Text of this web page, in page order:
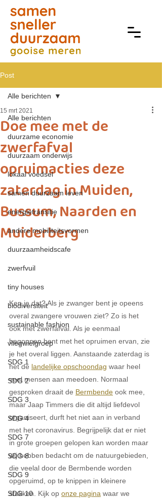
Post
Alle berichten
duurzame economie
duurzaam onderwijs
lokaal voedsel
samen duurzaam leven
energietransitie
andere mobiliteitsvormen
duurzaamheidscafe
zwerfvuil
tiny houses
biodiversiteit
sustainable fashion
vliegwielgroep
SDG 1
SDG 2
SDG 3
SDG 4
SDG 7
SDG 8
SDG 9
SDG 10
Alle berichten
Doe mee met de
zwerfafval
opruimacties deze
zaterdag in Muiden,
Bussum, Naarden en
Muiderberg
15 mrt 2021
Ken je dat? Als je zwanger bent je opeens
overal zwangere vrouwen ziet? Zo is het
ook met zwerfafval. Als je eenmaal
begonnen bent met het opruimen ervan, zie
je het overal liggen. Aanstaande zaterdag is
het de landelijke opschoondag waar heel
veel mensen aan meedoen. Normaal
gesproken draait de Bermbende ook mee,
maar Jaap Timmers die dit altijd liefdevol
organiseert, durft het niet aan in verband
met het coronavirus. Begrijpelijk dat er niet
in grote groepen gelopen kan worden maar
wij hebben bedacht om de natuurgebieden,
die veelal door de Bermbende worden
opgeruimd, op te knippen in kleinere
stukken. Kijk op onze pagina waar we